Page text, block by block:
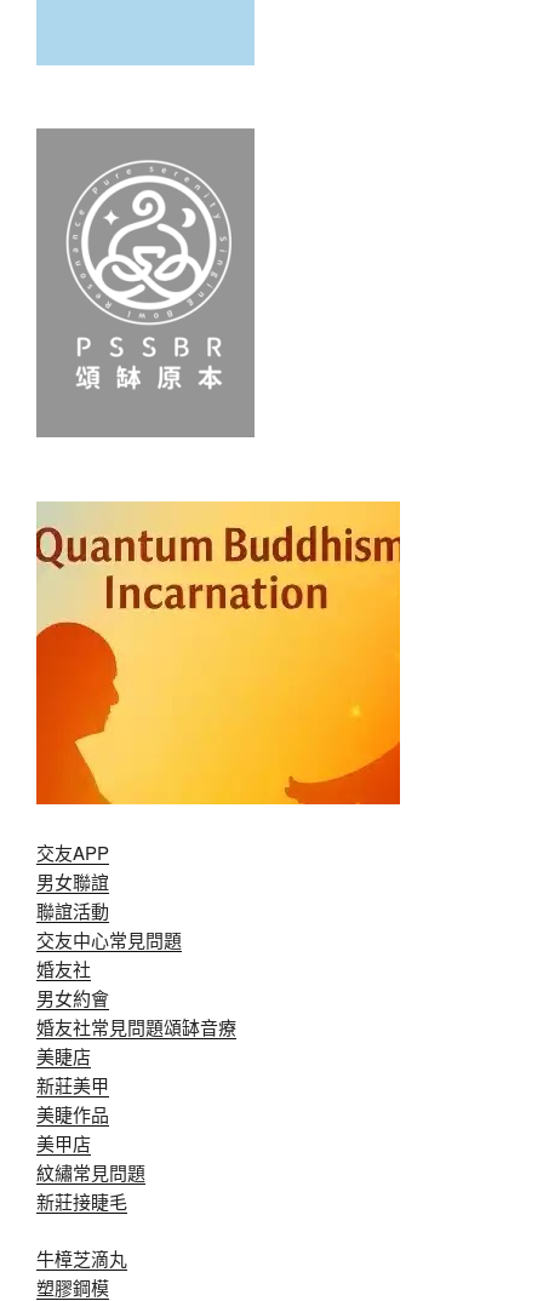
交友APP
男女聯誼
聯誼活動
交友中心常見問題
婚友社
男女約會
婚友社常見問題頌缽音療
美睫店
新莊美甲
美睫作品
美甲店
紋繡常見問題
新莊接睫毛
牛樟芝滴丸
塑膠鋼模